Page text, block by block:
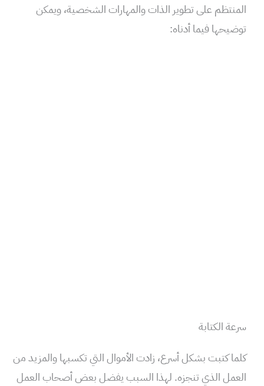
المنتظم على تطوير الذات والمهارات الشخصية، ويمكن
توضيحها فيما أدناه:
سرعة الكتابة
كلما كتبت بشكل أسرع، زادت الأموال التي تكسبها والمزيد من
العمل الذي تنجزه. لهذا السبب يفضل بعض أصحاب العمل